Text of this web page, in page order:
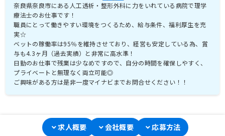
奈良県奈良市にある人工透析・整形外科に力をいれている病院で理学
療法士のお仕事です！
職員にとって働きやすい環境をつくるため、給与条件、福利厚生を充
実☆
ベットの稼働率は95％を維持させており、経営も安定している為、賞
与も4.3ヶ月（過去実績）と非常に高水準！
日勤のお仕事で残業は少なめですので、自分の時間を確保しやすく、
プライベートと無理なく両立可能◎
求人概要 会社概要 応募方法